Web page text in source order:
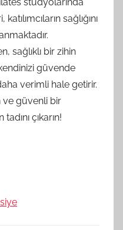
sağlığını
sağlıklı bir zihin
güvende
verimli hale getirir.
ve güvenli bir
çıkarın!